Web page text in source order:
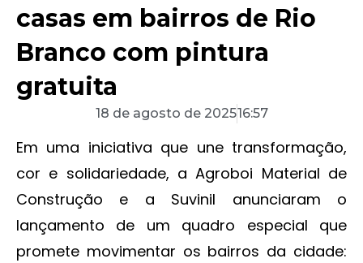
casas em bairros de Rio
Branco com pintura
gratuita
18 de agosto de 202516:57
Em uma iniciativa que une transformação,
cor e solidariedade, a Agroboi Material de
Construção e a Suvinil anunciaram o
lançamento de um quadro especial que
promete movimentar os bairros da cidade: